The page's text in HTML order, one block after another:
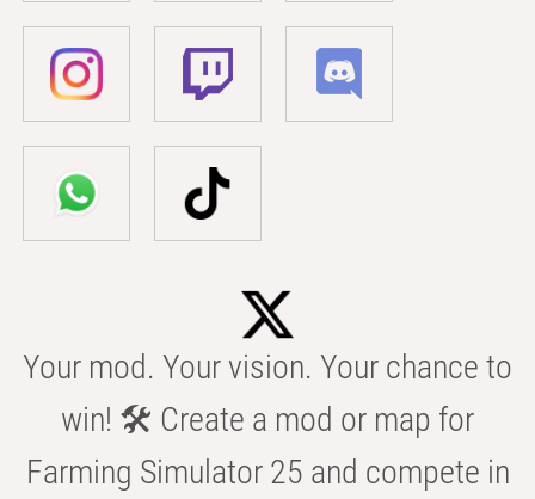
Your mod. Your vision. Your chance to
win! 🛠️ Create a mod or map for
Farming Simulator 25 and compete in